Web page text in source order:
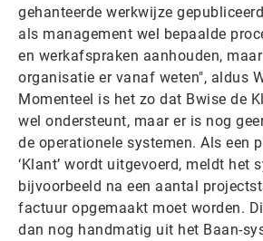
gehanteerde werkwijze
als management wel bepaalde
en werkafspraken aanhouden,
organisatie er vanaf weten", aldus
Momenteel is het zo dat Bwise de
wel ondersteunt, maar er is nog
de operationele systemen. Als een
‘Klant’ wordt uitgevoerd, meldt het
bijvoorbeeld na een aantal
factuur opgemaakt moet worden.
dan nog handmatig uit het Baan-